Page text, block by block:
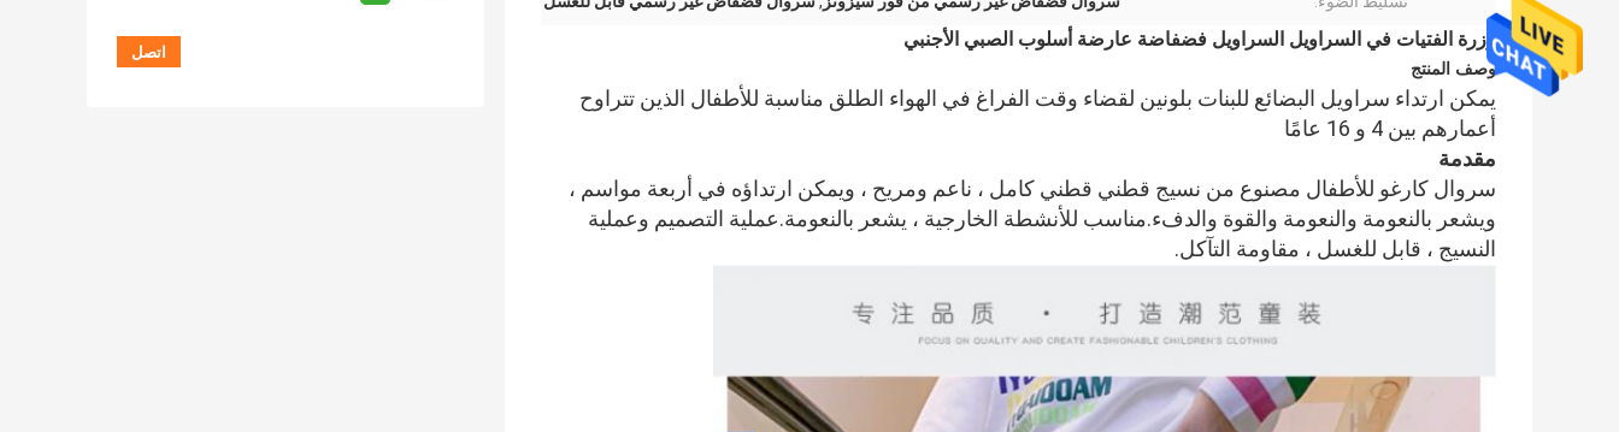
وزرة الفتيات في السراويل السراويل فضفاضة عارضة أسلوب الصبي الأجنبي
وصف المنتج
يمكن ارتداء سراويل البضائع للبنات بلونين لقضاء وقت الفراغ في الهواء الطلق مناسبة للأطفال الذين تتراوح
أعمارهم بين 4 و 16 عامًا
مقدمة
سروال كارغو للأطفال مصنوع من نسيج قطني قطني كامل ، ناعم ومريح ، ويمكن ارتداؤه في أربعة مواسم ،
ويشعر بالنعومة والنعومة والقوة والدفء.مناسب للأنشطة الخارجية ، يشعر بالنعومة.عملية التصميم وعملية
النسيج ، قابل للغسل ، مقاومة التآكل.